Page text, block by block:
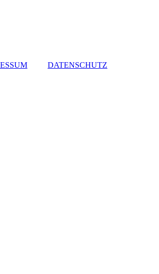
DATENSCHUTZ